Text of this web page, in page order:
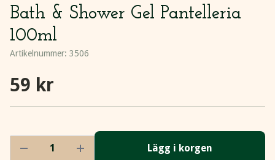
Bath & Shower Gel Pantelleria
100ml
Artikelnummer: 3506
59 kr
Lägg i korgen